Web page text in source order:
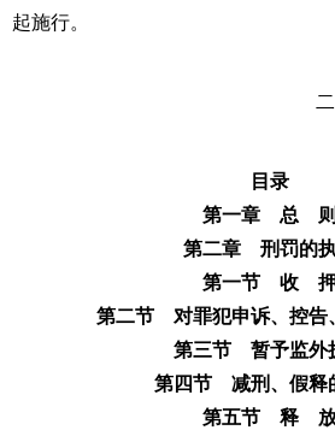
起施行。
目录
第一章 总 则
第二章 刑罚的
第一节 收
第二节 对罪犯申诉、控告
第三节 暂予监外
第四节 减刑、假释
第五节 释